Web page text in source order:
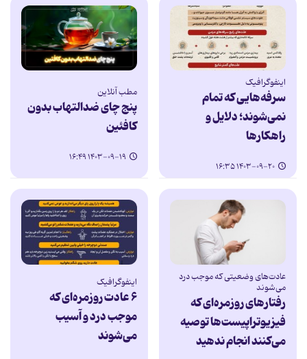
اینفوگرافیک
سرفه‌هایی که تمام
نمی‌شوند؛ دلایل و
راهکارها
۱۴۰۳-۰۹-۲۰ ۱۶:۳۵
مطب آنلاین
پنج چای ضدالتهاب بدون
کافئین
۱۴۰۳-۰۹-۱۹ ۱۶:۴۹
عادت‌های وضعیتی که موجب درد
می‌شوند
رفتارهای روزمره‌ای که
فیزیوتراپیست‌ها توصیه
می‌کنند انجام ندهید
اینفوگرافیک
۶ عادت روزمره‌ای که
موجب درد و آسیب
می‌شوند